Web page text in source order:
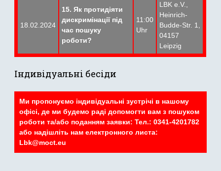
18.02.2024
15. Як протидіяти
дискримінації під
час пошуку
роботи?
11:00
Uhr
LBK e.V.,
Heinrich-
Budde-Str. 1,
04157
Leipzig
Індивідуальні бесіди
Ми пропонуємо індивідуальні зустрічі в нашому
офісі, де ми будемо раді допомогти вам з пошуком
роботи та/або поданням заявки: Тел.: 0341-4201782
або надішліть нам електронного листа:
Lbk@moct.eu